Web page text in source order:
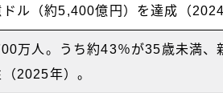
ル（約5,400億円）を達成（2024
万人。うち約43％が35歳未満、
2025年）。